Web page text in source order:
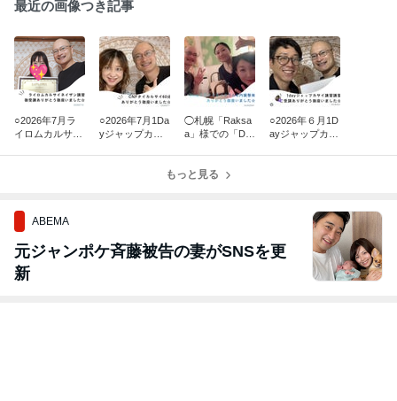
最近の画像つき記事
○2026年7月ラ
イロムカルサイ
○2026年7月1Da
yジャップカサ
◯札幌「Raksa
a」様での「De
術のご報告
○2026年６月1D
ayジャップカサ
もっと見る
ABEMA
元ジャンポケ斉藤被告の妻がSNSを更
新